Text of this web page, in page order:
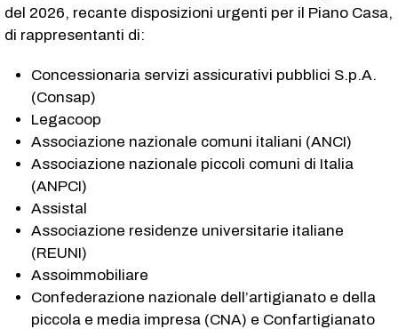
del 2026, recante disposizioni urgenti per il Piano Casa,
di rappresentanti di:
Concessionaria servizi assicurativi pubblici S.p.A.
(Consap)
Legacoop
Associazione nazionale comuni italiani (ANCI)
Associazione nazionale piccoli comuni di Italia
(ANPCI)
Assistal
Associazione residenze universitarie italiane
(REUNI)
Assoimmobiliare
Confederazione nazionale dell’artigianato e della
piccola e media impresa (CNA) e Confartigianato